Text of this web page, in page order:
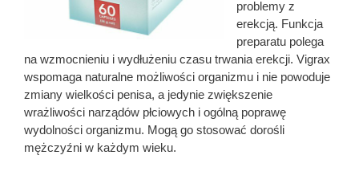
problemy z
erekcją. Funkcja
preparatu polega
na wzmocnieniu i wydłużeniu czasu trwania erekcji. Vigrax
wspomaga naturalne możliwości organizmu i nie powoduje
zmiany wielkości penisa, a jedynie zwiększenie
wrażliwości narządów płciowych i ogólną poprawę
wydolności organizmu. Mogą go stosować dorośli
mężczyźni w każdym wieku.